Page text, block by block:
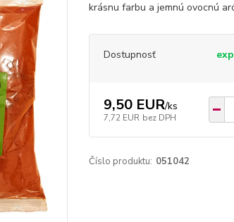
krásnu farbu a jemnú ovocnú
Dostupnosť
9,50 EUR/ks
7,72 EUR bez DPH
Číslo produktu: 051042